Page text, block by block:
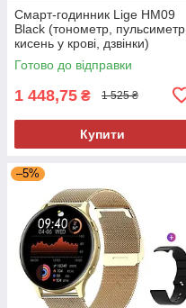
Смарт-годинник Lige HM09
Black (тонометр, пульсиметр,
кисень у крові, дзвінки)
Готово до відправки
1 448,75 ₴ 1 525 ₴
Купити
–5%